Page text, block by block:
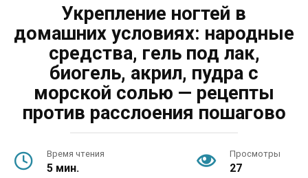
Укрепление ногтей в
домашних условиях: народные
средства, гель под лак,
биогель, акрил, пудра с
морской солью — рецепты
против расслоения пошагово
Время чтения
5 мин.
Просмотры
27